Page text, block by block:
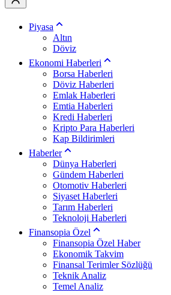
Piyasa
Altın
Döviz
Ekonomi Haberleri
Borsa Haberleri
Döviz Haberleri
Emlak Haberleri
Emtia Haberleri
Kredi Haberleri
Kripto Para Haberleri
Kap Bildirimleri
Haberler
Dünya Haberleri
Gündem Haberleri
Otomotiv Haberleri
Siyaset Haberleri
Tarım Haberleri
Teknoloji Haberleri
Finansopia Özel
Finansopia Özel Haber
Ekonomik Takvim
Finansal Terimler Sözlüğü
Teknik Analiz
Temel Analiz